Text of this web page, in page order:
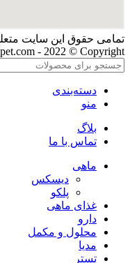
تمامی حقوق اين سايت
- 2022 © Copyright
دسته‌بندی
منو
بلاگ
تماس با ما
ماهی
دیسکس
پلکو
غذای ماهی
دارو
محلول و مکمل
مدیا
تستر